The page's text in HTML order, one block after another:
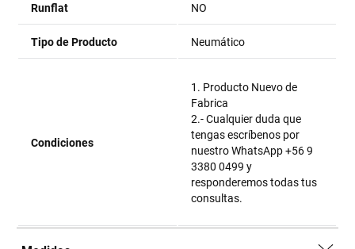
Runflat NO
Tipo de Producto Neumático
Condiciones
1. Producto Nuevo de
Fabrica
2.- Cualquier duda que
tengas escríbenos por
nuestro WhatsApp +56 9
3380 0499 y
responderemos todas tus
consultas.